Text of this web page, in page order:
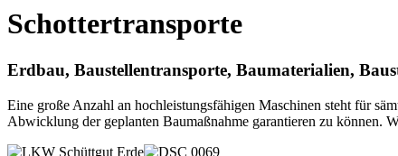
Schottertransporte
Erdbau, Baustellentransporte, Baumaterialien,
Eine große Anzahl an hochleistungsfähigen Maschinen steht für
Abwicklung der geplanten Baumaßnahme garantieren zu können.